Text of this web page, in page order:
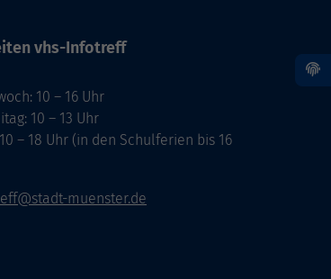
vhs-Infotreff
10 – 16 Uhr
10 – 13 Uhr
10 – 18 Uhr (in den Schulferien bis 16
muenster.de